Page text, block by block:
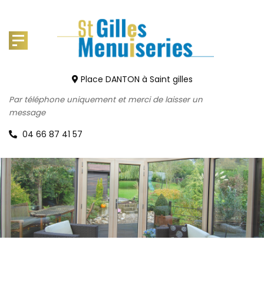
Place DANTON à Saint gilles
Par téléphone uniquement et merci de laisser un
message
04 66 87 41 57